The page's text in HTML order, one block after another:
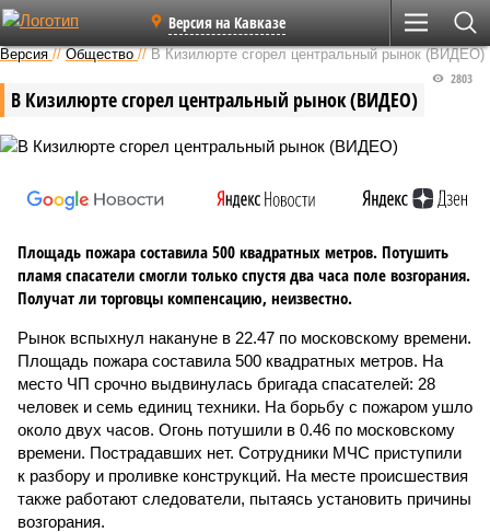
Версия на Кавказе
Версия //Общество //В Кизилюрте сгорел центральный рынок (ВИДЕО)
В Кизилюрте сгорел центральный рынок (ВИДЕО)
2803
Площадь пожара составила 500 квадратных метров. Потушить
пламя спасатели смогли только спустя два часа поле возгорания.
Получат ли торговцы компенсацию, неизвестно.
Рынок вспыхнул накануне в 22.47 по московскому времени.
Площадь пожара составила 500 квадратных метров. На
место ЧП срочно выдвинулась бригада спасателей: 28
человек и семь единиц техники. На борьбу с пожаром ушло
около двух часов. Огонь потушили в 0.46 по московскому
времени. Пострадавших нет. Сотрудники МЧС приступили
к разбору и проливке конструкций. На месте происшествия
также работают следователи, пытаясь установить причины
возгорания.